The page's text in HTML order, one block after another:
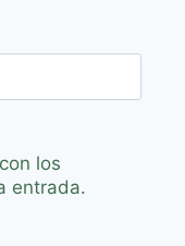
los
entrada.